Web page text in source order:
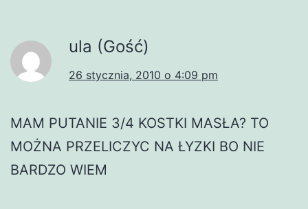
ula (Gość)
26 stycznia, 2010 o 4:09 pm
MAM PUTANIE 3/4 KOSTKI MASŁA? TO
MOŻNA PRZELICZYC NA ŁYZKI BO NIE
BARDZO WIEM